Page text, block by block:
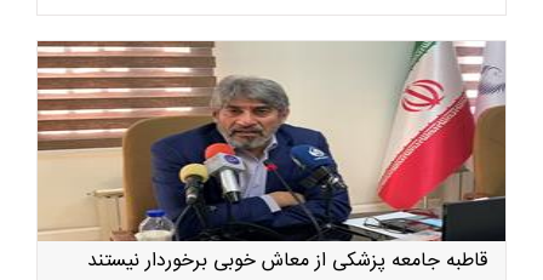
قاطبه جامعه پزشکی از معاش خوبی برخوردار نیستند